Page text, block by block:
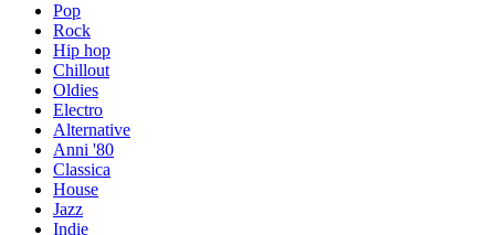
Pop
Rock
Hip hop
Chillout
Oldies
Electro
Alternative
Anni '80
Classica
House
Jazz
Indie